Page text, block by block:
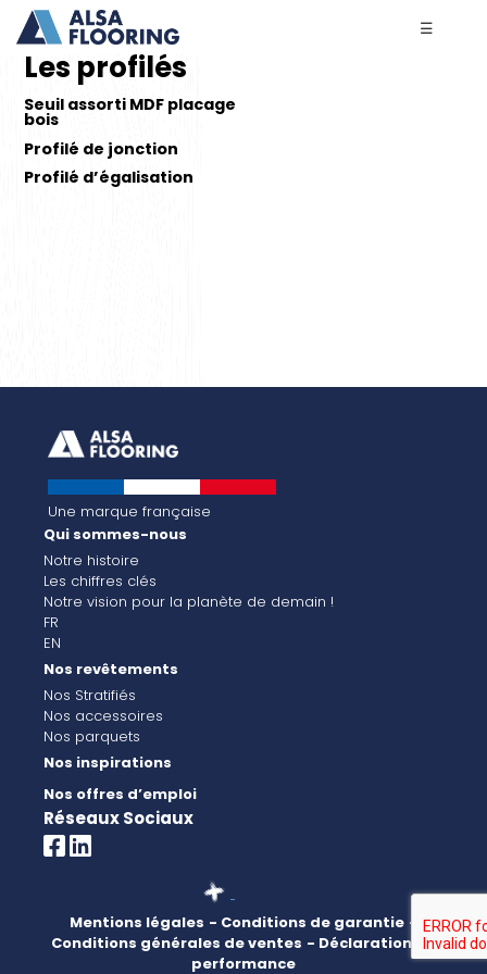
☰
Les profilés
Seuil assorti MDF placage
bois
Profilé de jonction
Profilé d’égalisation
Une marque française
Qui sommes-nous
Notre histoire
Les chiffres clés
Notre vision pour la planète de demain !
FR
EN
Nos revêtements
Nos Stratifiés
Nos accessoires
Nos parquets
Nos inspirations
Nos offres d’emploi
Réseaux Sociaux
Mentions légales - Conditions de garantie -
Conditions générales de ventes - Déclaration de
performance